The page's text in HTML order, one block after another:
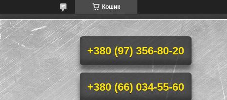
Кошик
+380 (97) 356-80-20
+380 (66) 034-55-60